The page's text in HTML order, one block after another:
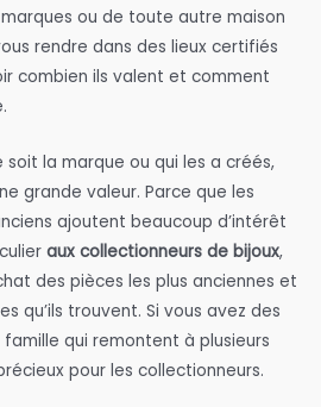
ou de toute autre maison
rendre dans des lieux certifiés
combien ils valent et comment
soit la marque ou qui les a créés,
grande valeur. Parce que les
ajoutent beaucoup d’intérêt
aux collectionneurs de bijoux,
des pièces les plus anciennes et
qu’ils trouvent. Si vous avez des
qui remontent à plusieurs
pour les collectionneurs.